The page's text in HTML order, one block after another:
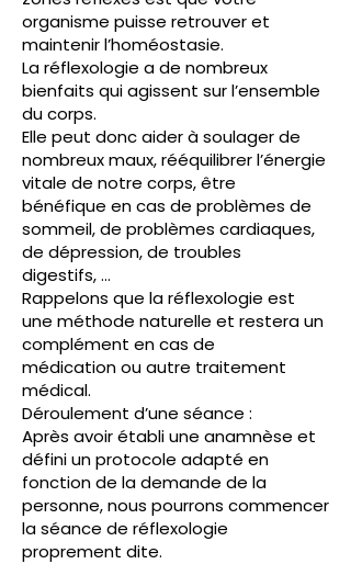
organisme puisse retrouver et
maintenir l’homéostasie.
La réflexologie a de nombreux
bienfaits qui agissent sur l’ensemble
du corps.
Elle peut donc aider à soulager de
nombreux maux, rééquilibrer l’énergie
vitale de notre corps, être
bénéfique en cas de problèmes de
sommeil, de problèmes cardiaques,
de dépression, de troubles
digestifs, …
Rappelons que la réflexologie est
une méthode naturelle et restera un
complément en cas de
médication ou autre traitement
médical.
Déroulement d’une séance :
Après avoir établi une anamnèse et
défini un protocole adapté en
fonction de la demande de la
personne, nous pourrons commencer
la séance de réflexologie
proprement dite.